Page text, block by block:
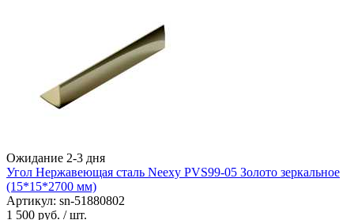
Ожидание 2-3 дня
Угол Нержавеющая сталь Neexy PVS99-05 Золото зеркальное
(15*15*2700 мм)
Артикул: sn-51880802
1 500 руб. / шт.